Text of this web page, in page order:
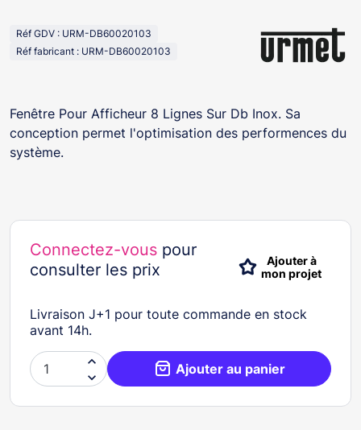
Réf GDV : URM-DB60020103
Réf fabricant : URM-DB60020103
Fenêtre Pour Afficheur 8 Lignes Sur Db Inox. Sa
conception permet l'optimisation des performences du
système.
Connectez-vous pour
consulter les prix
Ajouter à
mon projet
Livraison J+1 pour toute commande en stock
avant 14h.

 Ajouter au panier